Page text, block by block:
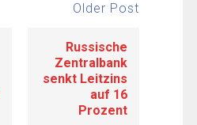
Older Post
Russische
Zentralbank
senkt Leitzins
auf 16
Prozent